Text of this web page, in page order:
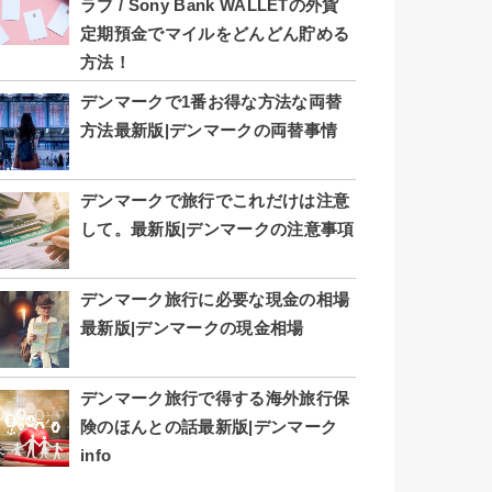
ラブ / Sony Bank WALLETの外貨
定期預金でマイルをどんどん貯める
方法！
デンマークで1番お得な方法な両替
方法最新版|デンマークの両替事情
デンマークで旅行でこれだけは注意
して。最新版|デンマークの注意事項
デンマーク旅行に必要な現金の相場
最新版|デンマークの現金相場
デンマーク旅行で得する海外旅行保
険のほんとの話最新版|デンマーク
info